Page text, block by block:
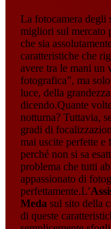
La fotocamera degli
migliori sul mercato
che sia
caratteristiche che
avere tra le mani un
fotografica”, ma
luce, della
dicendo.Quante
notturna? Tuttavia,
gradi di
mai uscite perfette e
perché non si sa
problema che tutti
appassionato di
perfettamente.L’
Meda sul sito della
di queste